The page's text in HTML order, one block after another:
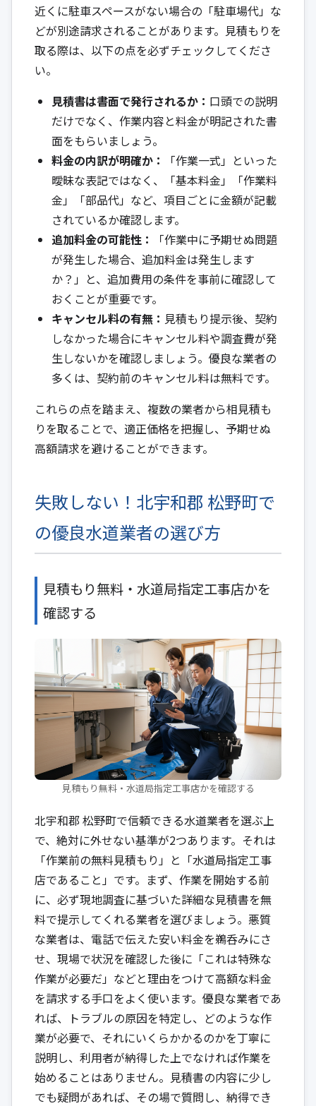
近くに駐車スペースがない場合の「駐車場代」な
どが別途請求されることがあります。見積もりを
取る際は、以下の点を必ずチェックしてくださ
い。
見積書は書面で発行されるか： 口頭での説明
だけでなく、作業内容と料金が明記された書
面をもらいましょう。
料金の内訳が明確か：
「作業一式」といった
曖昧な表記ではなく、「基本料金」「作業料
金」「部品代」など、項目ごとに金額が記載
されているか確認します。
追加料金の可能性：
「作業中に予期せぬ問題
が発生した場合、追加料金は発生します
か？」と、追加費用の条件を事前に確認して
おくことが重要です。
キャンセル料の有無： 見積もり提示後、契約
しなかった場合にキャンセル料や調査費が発
生しないかを確認しましょう。優良な業者の
多くは、契約前のキャンセル料は無料です。
これらの点を踏まえ、複数の業者から相見積も
りを取ることで、適正価格を把握し、予期せぬ
高額請求を避けることができます。
失敗しない！北宇和郡 松野町で
の優良水道業者の選び方
見積もり無料・水道局指定工事店かを
確認する
見積もり無料・水道局指定工事店かを確認する
北宇和郡 松野町で信頼できる水道業者を選ぶ上
で、絶対に外せない基準が2つあります。それは
「作業前の無料見積もり」と「水道局指定工事
店であること」です。まず、作業を開始する前
に、必ず現地調査に基づいた詳細な見積書を無
料で提示してくれる業者を選びましょう。悪質
な業者は、電話で伝えた安い料金を鵜呑みにさ
せ、現場で状況を確認した後に「これは特殊な
作業が必要だ」などと理由をつけて高額な料金
を請求する手口をよく使います。優良な業者であ
れば、トラブルの原因を特定し、どのような作
業が必要で、それにいくらかかるのかを丁寧に
説明し、利用者が納得した上でなければ作業を
始めることはありません。見積書の内容に少し
でも疑問があれば、その場で質問し、納得でき